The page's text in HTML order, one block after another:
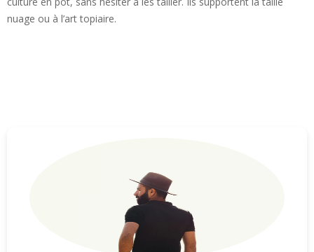
nuage ou à l’art topiaire.